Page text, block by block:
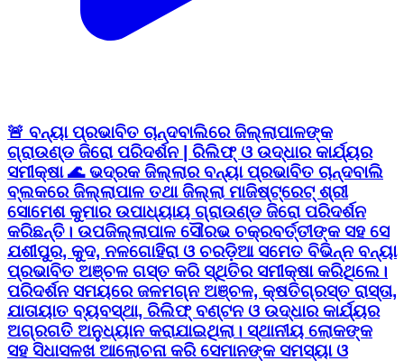
🚨 ବନ୍ୟା ପ୍ରଭାବିତ ଚାନ୍ଦବାଲିରେ ଜିଲ୍ଲାପାଳଙ୍କ
ଗ୍ରାଉଣ୍ଡ ଜିରୋ ପରିଦର୍ଶନ | ରିଲିଫ୍ ଓ ଉଦ୍ଧାର କାର୍ଯ୍ୟର
ସମୀକ୍ଷା 🌊 ଭଦ୍ରକ ଜିଲ୍ଲାର ବନ୍ୟା ପ୍ରଭାବିତ ଚାନ୍ଦବାଲି
ବ୍ଲକରେ ଜିଲ୍ଲାପାଳ ତଥା ଜିଲ୍ଲା ମାଜିଷ୍ଟ୍ରେଟ୍ ଶ୍ରୀ
ସୋମେଶ କୁମାର ଉପାଧ୍ୟାୟ ଗ୍ରାଉଣ୍ଡ ଜିରୋ ପରିଦର୍ଶନ
କରିଛନ୍ତି। ଉପଜିଲ୍ଲାପାଳ ସୌରଭ ଚକ୍ରବର୍ତ୍ତୀଙ୍କ ସହ ସେ
ଯଶୀପୁର, କୁଦ, ନଳଗୋହିରା ଓ ଚରଡ଼ିଆ ସମେତ ବିଭିନ୍ନ ବନ୍ୟା
ପ୍ରଭାବିତ ଅଞ୍ଚଳ ଗସ୍ତ କରି ସ୍ଥିତିର ସମୀକ୍ଷା କରିଥିଲେ।
ପରିଦର୍ଶନ ସମୟରେ ଜଳମଗ୍ନ ଅଞ୍ଚଳ, କ୍ଷତିଗ୍ରସ୍ତ ରାସ୍ତା,
ଯାତାୟାତ ବ୍ୟବସ୍ଥା, ରିଲିଫ୍ ବଣ୍ଟନ ଓ ଉଦ୍ଧାର କାର୍ଯ୍ୟର
ଅଗ୍ରଗତି ଅନୁଧ୍ୟାନ କରାଯାଇଥିଲା। ସ୍ଥାନୀୟ ଲୋକଙ୍କ
ସହ ସିଧାସଳଖ ଆଲୋଚନା କରି ସେମାନଙ୍କ ସମସ୍ୟା ଓ